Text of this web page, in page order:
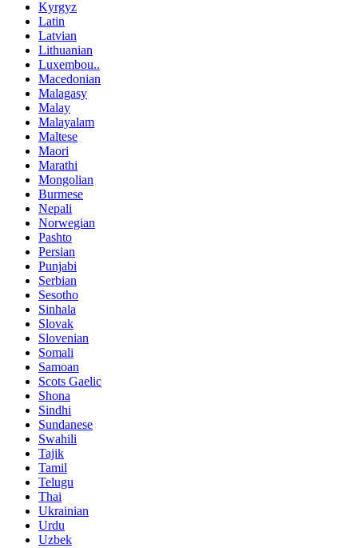
Kyrgyz
Latin
Latvian
Lithuanian
Luxembou..
Macedonian
Malagasy
Malay
Malayalam
Maltese
Maori
Marathi
Mongolian
Burmese
Nepali
Norwegian
Pashto
Persian
Punjabi
Serbian
Sesotho
Sinhala
Slovak
Slovenian
Somali
Samoan
Scots Gaelic
Shona
Sindhi
Sundanese
Swahili
Tajik
Tamil
Telugu
Thai
Ukrainian
Urdu
Uzbek